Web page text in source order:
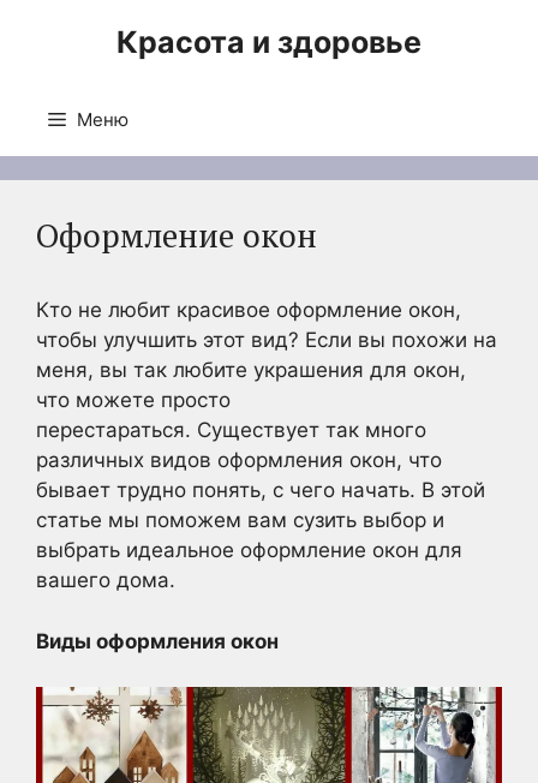
Красота и здоровье
Меню
Оформление окон
Кто не любит красивое оформление окон,
чтобы улучшить этот вид? Если вы похожи на
меня, вы так любите украшения для окон,
что можете просто
перестараться. Существует так много
различных видов оформления окон, что
бывает трудно понять, с чего начать. В этой
статье мы поможем вам сузить выбор и
выбрать идеальное оформление окон для
вашего дома.
Виды оформления окон